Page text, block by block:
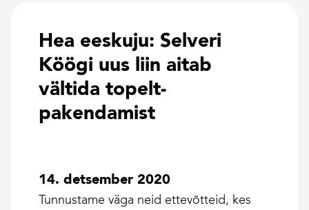
Hea eeskuju: Selveri
Köögi uus liin aitab
vältida topelt-
pakendamist
14. detsember 2020
Tunnustame väga neid ettevõtteid, kes